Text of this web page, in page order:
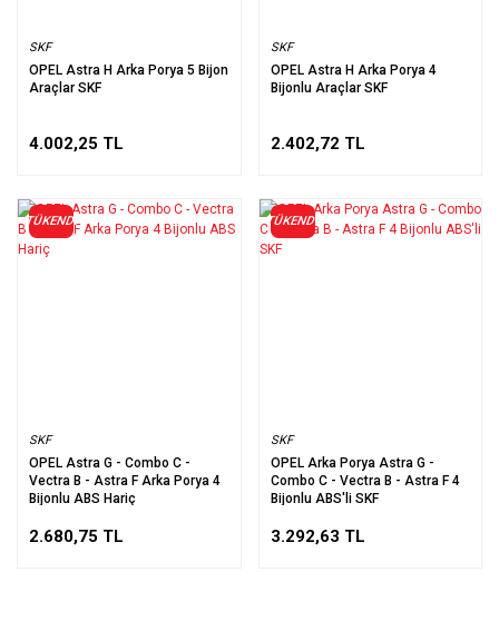
SKF
OPEL Astra H Arka Porya 5 Bijon
Araçlar SKF
4.002,25 TL
SKF
OPEL Astra H Arka Porya 4
Bijonlu Araçlar SKF
2.402,72 TL
TÜKENDİ
SKF
OPEL Astra G - Combo C -
Vectra B - Astra F Arka Porya 4
Bijonlu ABS Hariç
2.680,75 TL
TÜKENDİ
SKF
OPEL Arka Porya Astra G -
Combo C - Vectra B - Astra F 4
Bijonlu ABS'li SKF
3.292,63 TL